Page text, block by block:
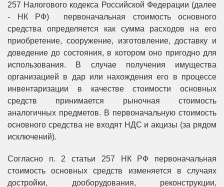
257 Налогового кодекса Российской Федерации (далее
- НК РФ) первоначальная стоимость основного
средства определяется как сумма расходов на его
приобретение, сооружение, изготовление, доставку и
доведение до состояния, в котором оно пригодно для
использования. В случае получения имущества
организацией в дар или нахождения его в процессе
инвентаризации в качестве стоимости основных
средств принимается рыночная стоимость
аналогичных предметов. В первоначальную стоимость
основного средства не входят НДС и акцизы (за рядом
исключений).
Согласно п. 2 статьи 257 НК РФ первоначальная
стоимость основных средств изменяется в случаях
достройки, дооборудования, реконструкции,